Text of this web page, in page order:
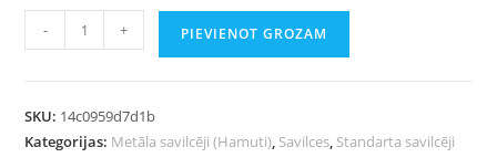
- + PIEVIENOT GROZAM
SKU: 14c0959d7d1b
Kategorijas: Metāla savilcēji (Hamuti), Savilces, Standarta savilcēji